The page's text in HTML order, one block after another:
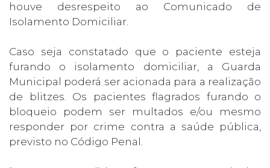
houve desrespeito ao Comunicado de
Isolamento Domiciliar.
Caso seja constatado que o paciente esteja
furando o isolamento domiciliar, a Guarda
Municipal poderá ser acionada para a realização
de blitzes. Os pacientes flagrados furando o
bloqueio podem ser multados e/ou mesmo
responder por crime contra a saúde pública,
previsto no Código Penal.